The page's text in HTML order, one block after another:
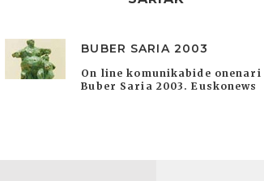
BUBER SARIA 2003
On line komunikabide onenari
Buber Saria 2003. Euskonews